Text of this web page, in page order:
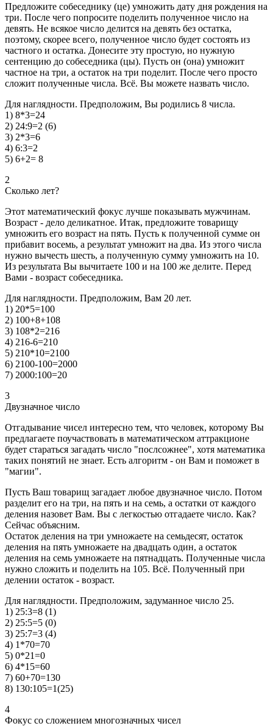
Предложите собеседнику (це) умножить дату дня рождения на
три. После чего попросите поделить полученное число на
девять. Не всякое число делится на девять без остатка,
поэтому, скорее всего, полученное число будет состоять из
частного и остатка. Донесите эту простую, но нужную
сентенцию до собеседника (цы). Пусть он (она) умножит
частное на три, а остаток на три поделит. После чего просто
сложит полученные числа. Всё. Вы можете назвать число.
Для наглядности. Предположим, Вы родились 8 числа.
1) 8*3=24
2) 24:9=2 (6)
3) 2*3=6
4) 6:3=2
5) 6+2= 8
2
Сколько лет?
Этот математический фокус лучше показывать мужчинам.
Возраст - дело деликатное. Итак, предложите товарищу
умножить его возраст на пять. Пусть к полученной сумме он
прибавит восемь, а результат умножит на два. Из этого числа
нужно вычесть шесть, а полученную сумму умножить на 10.
Из результата Вы вычитаете 100 и на 100 же делите. Перед
Вами - возраст собеседника.
Для наглядности. Предположим, Вам 20 лет.
1) 20*5=100
2) 100+8+108
3) 108*2=216
4) 216-6=210
5) 210*10=2100
6) 2100-100=2000
7) 2000:100=20
3
Двузначное число
Отгадывание чисел интересно тем, что человек, которому Вы
предлагаете поучаствовать в математическом аттракционе
будет стараться загадать число "послсожнее", хотя математика
таких понятий не знает. Есть алгоритм - он Вам и поможет в
"магии".
Пусть Ваш товарищ загадает любое двузначное число. Потом
разделит его на три, на пять и на семь, а остатки от каждого
деления назовет Вам. Вы с легкостью отгадаете число. Как?
Сейчас объясним.
Остаток деления на три умножаете на семьдесят, остаток
деления на пять умножаете на двадцать один, а остаток
деления на семь умножаете на пятнадцать. Полученные числа
нужно сложить и поделить на 105. Всё. Полученный при
делении остаток - возраст.
Для наглядности. Предположим, задуманное число 25.
1) 25:3=8 (1)
2) 25:5=5 (0)
3) 25:7=3 (4)
4) 1*70=70
5) 0*21=0
6) 4*15=60
7) 60+70=130
8) 130:105=1(25)
4
Фокус со сложением многозначных чисел